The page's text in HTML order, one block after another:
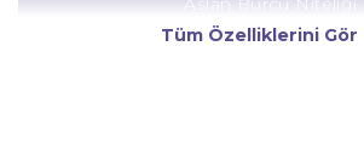
Tüm Özelliklerini Gör